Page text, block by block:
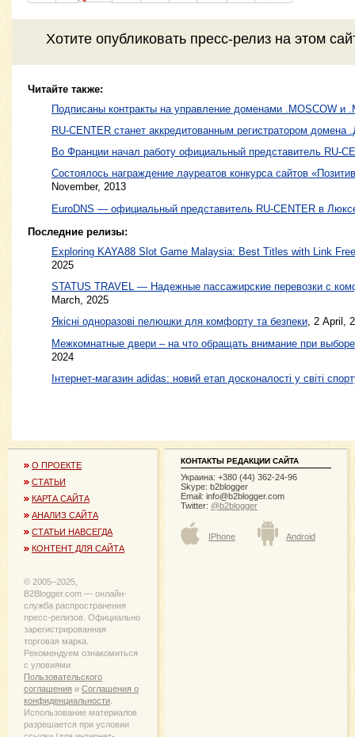
Хотите опубликовать пресс-релизна этом
Читайте также:
Подписаны контракты на управление доменами .MOSCOW
RU-CENTER станет аккредитованным регистратором домена
Во Франции начал работу официальный представитель RU-
Состоялось награждение лауреатов конкурса сайтов
November, 2013
EuroDNS — официальный представитель RU-CENTER в
Последние релизы:
Exploring KAYA88 Slot Game Malaysia: Best Titles with Link
2025
STATUS TRAVEL — Надежные пассажирские перевозки с
March, 2025
Якісні одноразові пелюшки для комфорту та безпеки, 2 April,
Межкомнатные двери – на что обращать внимание при
2024
Інтернет-магазин adidas: новий етап досконалості у світі
О ПРОЕКТЕ
СТАТЬИ
КАРТА САЙТА
АНАЛИЗ САЙТА
СТАТЬИ НАВСЕГДА
КОНТЕНТ ДЛЯ САЙТА
© 2005−2025,
B2Blogger.com — онлайн-
служба распространения
пресс-релизов. Официально
зарегистрированная
торговая марка.
Рекомендуем ознакомиться
с уловиями
Пользовательского
соглашения и Соглашения о
конфиденциальности
Использование материалов
разрешается при условии
КОНТАКТЫ РЕДАКЦИИ САЙТА
Украина: +380 (44) 362-24-96
Skype: b2blogger
Email: info@b2blogger.com
Twitter: @b2blogger
IPhone Android